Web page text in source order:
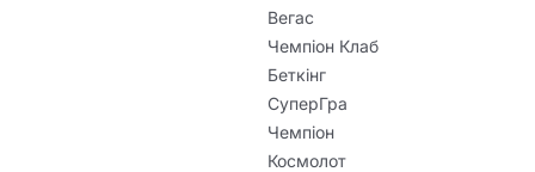
Вегас
Чемпіон Клаб
Беткінг
СуперГра
Чемпіон
Космолот